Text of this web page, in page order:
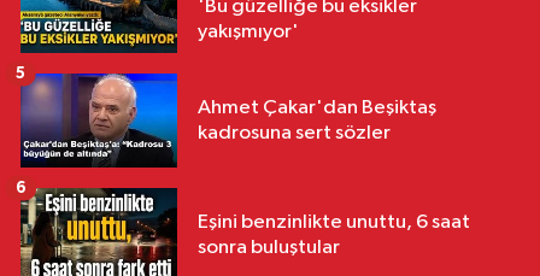
'Bu güzelliğe bu eksikler
yakışmıyor'
Ahmet Çakar'dan Beşiktaş
kadrosuna sert sözler
5
Eşini benzinlikte unuttu, 6 saat
sonra buluştular
6